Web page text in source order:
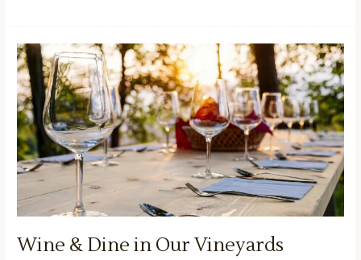
Wine & Dine in Our Vineyards
Wine
&
Dine
in
Our
Vineyards